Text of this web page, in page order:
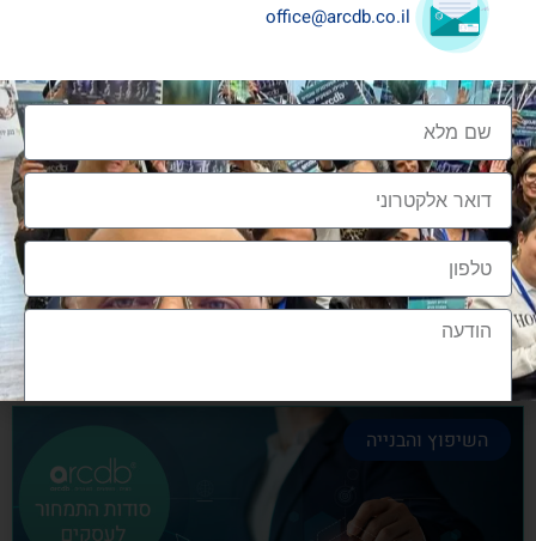
שיתופי פעולה בענף העיצוב והבניה
שיתופי פעולה בענף העיצוב והבניה הם מתכון הכרחי
להצלחה, לנו בארכדיבי יש את הניסיון והיכולת
אלעד גרגיר - מייסד ומנכ"ל arcdb
השיפוץ והבנייה
office@arcdb.co.il
הצטרפות לקהילה